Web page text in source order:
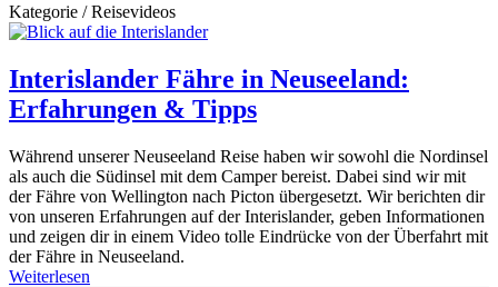
Kategorie / Reisevideos
Interislander Fähre in Neuseeland:
Erfahrungen & Tipps
Während unserer Neuseeland Reise haben wir sowohl die Nordinsel
als auch die Südinsel mit dem Camper bereist. Dabei sind wir mit
der Fähre von Wellington nach Picton übergesetzt. Wir berichten dir
von unseren Erfahrungen auf der Interislander, geben Informationen
und zeigen dir in einem Video tolle Eindrücke von der Überfahrt mit
der Fähre in Neuseeland.
Weiterlesen